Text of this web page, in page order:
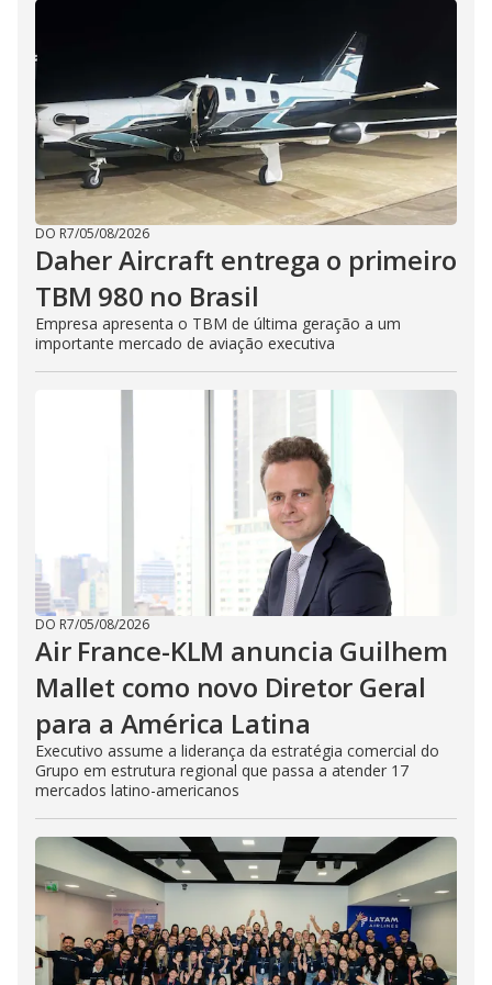
DO R7/05/08/2026
Daher Aircraft entrega o primeiro
TBM 980 no Brasil
Empresa apresenta o TBM de última geração a um
importante mercado de aviação executiva
DO R7/05/08/2026
Air France-KLM anuncia Guilhem
Mallet como novo Diretor Geral
para a América Latina
Executivo assume a liderança da estratégia comercial do
Grupo em estrutura regional que passa a atender 17
mercados latino-americanos